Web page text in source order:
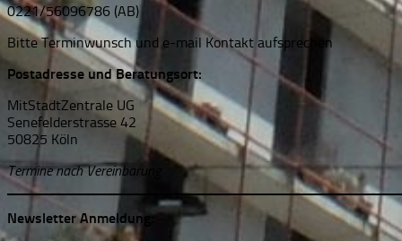
0221/56096786 (AB)
Bitte Terminwunsch und e-mail Kontakt aufsprechen
Postadresse und Beratungsort:
MitStadtZentrale UG
Senefelderstrasse 42
50825 Köln
Termine nach Vereinbarung
Newsletter Anmeldung: